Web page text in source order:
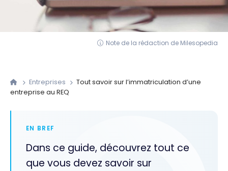
Note de la rédaction de Milesopedia
Entreprises
Tout savoir sur l’immatriculation d’une
entreprise au REQ
EN BREF
Dans ce guide, découvrez tout ce
que vous devez savoir sur